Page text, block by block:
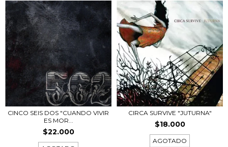
CINCO SEIS DOS "CUANDO VIVIR
ES MOR...
$22.000
CIRCA SURVIVE "JUTURNA"
$18.000
AGOTADO